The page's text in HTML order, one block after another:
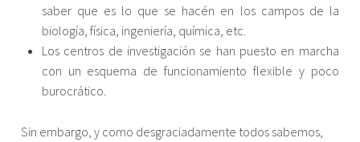
saber que es lo que se hacén en los campos de la
biología, física, ingeniería, química, etc.
Los centros de investigación se han puesto en marcha
con un esquema de funcionamiento flexible y poco
burocrático.
Sin embargo, y como desgraciadamente todos sabemos,